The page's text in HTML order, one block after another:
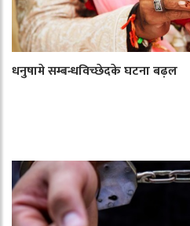
धनुषामे सम्बन्धविच्छेदके घटना बढ़ल